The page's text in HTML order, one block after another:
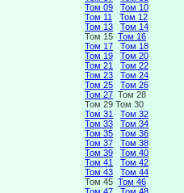
Том 09
Том 10
Том 11
Том 12
Том 13
Том 14
Том 15 Том 16
Том 17
Том 18
Том 19
Том 20
Том 21
Том 22
Том 23
Том 24
Том 25
Том 26
Том 27 Том 28
Том 29 Том 30
Том 31
Том 32
Том 33
Том 34
Том 35
Том 36
Том 37
Том 38
Том 39
Том 40
Том 41
Том 42
Том 43
Том 44
Том 45 Том 46